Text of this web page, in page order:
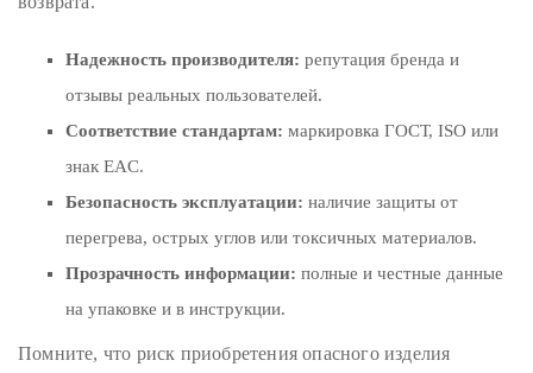
Надежность производителя: репутация бренда и
отзывы реальных пользователей.
Соответствие стандартам: маркировка ГОСТ, ISO или
знак EAC.
Безопасность эксплуатации: наличие защиты от
перегрева, острых углов или токсичных материалов.
Прозрачность информации: полные и честные данные
на упаковке и в инструкции.
Помните, что риск приобретения опасного изделия